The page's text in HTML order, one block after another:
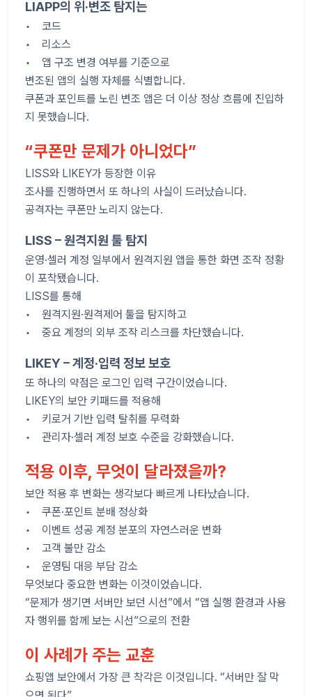
LIAPP의 위·변조 탐지는
• 코드
• 리소스
• 앱 구조 변경 여부를 기준으로
변조된 앱의 실행 자체를 식별합니다.
쿠폰과 포인트를 노린 변조 앱은 더 이상 정상 흐름에 진입하
지 못했습니다.
“쿠폰만 문제가 아니었다”
LISS와 LIKEY가 등장한 이유
조사를 진행하면서 또 하나의 사실이 드러났습니다.
공격자는 쿠폰만 노리지 않는다.
LISS – 원격지원 툴 탐지
운영·셀러 계정 일부에서 원격지원 앱을 통한 화면 조작 정황
이 포착됐습니다.
LISS를 통해
• 원격지원·원격제어 툴을 탐지하고
• 중요 계정의 외부 조작 리스크를 차단했습니다.
LIKEY – 계정·입력 정보 보호
또 하나의 약점은 로그인 입력 구간이었습니다.
LIKEY의 보안 키패드를 적용해
• 키로거 기반 입력 탈취를 무력화
• 관리자·셀러 계정 보호 수준을 강화했습니다.
적용 이후, 무엇이 달라졌을까?
보안 적용 후 변화는 생각보다 빠르게 나타났습니다.
• 쿠폰·포인트 분배 정상화
• 이벤트 성공 계정 분포의 자연스러운 변화
• 고객 불만 감소
• 운영팀 대응 부담 감소
무엇보다 중요한 변화는 이것이었습니다.
“문제가 생기면 서버만 보던 시선”에서 “앱 실행 환경과 사용
자 행위를 함께 보는 시선”으로의 전환
이 사례가 주는 교훈
쇼핑앱 보안에서 가장 큰 착각은 이것입니다. “서버만 잘 막